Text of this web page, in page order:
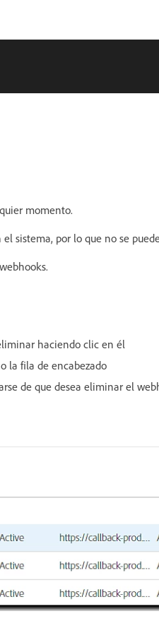
momento.
sistema, por lo que no se
haciendo clic en él
la fila de encabezado
de que desea eliminar el